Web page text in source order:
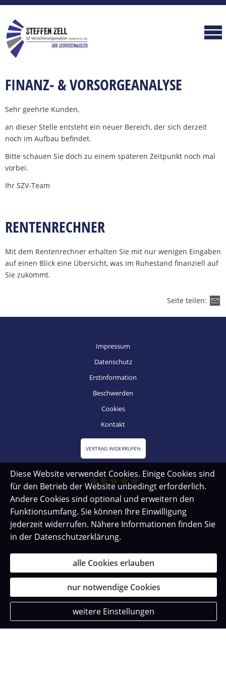
FINANZ- & VORSORGEANALYSE
Sehr geehrte Kunden,
an dieser Stelle entsteht ein neuer Bereich, der sich derzeit
noch im Aufbau befindet.
Bitte schauen Sie doch zu einem späteren Zeitpunkt noch mal
vorbei.
Ihr SZV-Team
RENTENRECHNER
Mit dem Rentenrechner erhalten Sie mit nur wenigen Eingaben
auf einen Blick eine Übersicht, was im Ruhestand finanziell auf
Sie zukommt.
Seite teilen:
Impressum
Datenschutz
Erstinformation
Beschwerden
Cookies
Kontakt
VERTRAG WIDERRUFEN
SZ Versicherungsmakler
269Bewertungen auf ProvenExpert.com
Diese Website verwendet Cookies. Einige Cookies sind
für den Betrieb der Website unbedingt erforderlich.
Andere Cookies sind optional und erweitern den
Funktionsumfang. Sie können Ihre Einwilligung
jederzeit widerrufen. Nähere Informationen finden Sie
in der Datenschutzerklärung.
alle Cookies erlauben
nur notwendige Cookies
weitere Einstellungen